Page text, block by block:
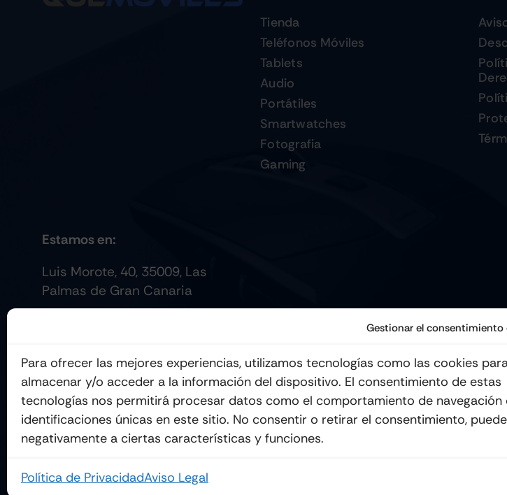
Gestionar el consentimiento
Para ofrecer las mejores experiencias, utilizamos tecnologías como las cookies
almacenar y/o acceder a la información del dispositivo. El consentimiento de estas
tecnologías nos permitirá procesar datos como el comportamiento de navegación
identificaciones únicas en este sitio. No consentir o retirar el consentimiento,
negativamente a ciertas características y funciones.
Política de PrivacidadAviso Legal
Tienda
Teléfonos Móviles
Tablets
Audio
Portátiles
Smartwatches
Fotografia
Gaming
Estamos en:
Luis Morote, 40, 35009, Las
Palmas de Gran Canaria